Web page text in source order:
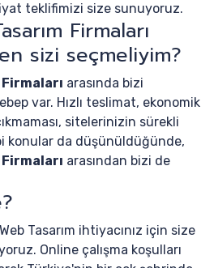
teklifimizi size sunuyoruz.
Firmaları
sizi seçmeliyim?
Firmaları arasında bizi
var. Hızlı teslimat, ekonomik
sitelerinizin sürekli
konular da düşünüldüğünde,
Firmaları arasından bizi de
Tasarım ihtiyacınız için size
Online çalışma koşulları